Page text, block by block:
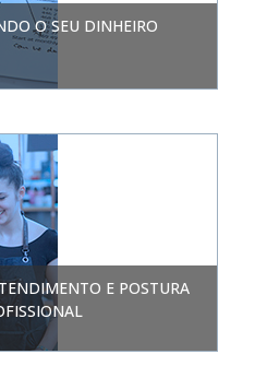
O SEU DINHEIRO
E POSTURA